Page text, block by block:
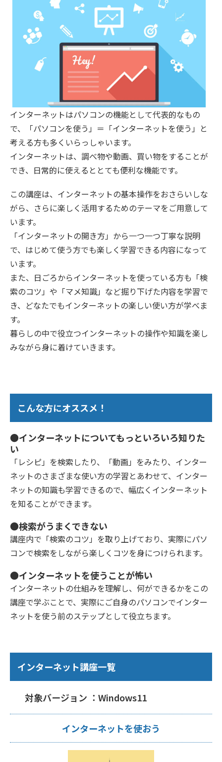
インターネットはパソコンの機能として代表的なもの
で、「パソコンを使う」＝「インターネットを使う」と
考える方も多くいらっしゃいます。
インターネットは、調べ物や動画、買い物をすることが
でき、日常的に使えるととても便利な機能です。
この講座は、インターネットの基本操作をおさらいしな
がら、さらに楽しく活用するためのテーマをご用意して
います。
「インターネットの開き方」から一つ一つ丁寧な説明
で、はじめて使う方でも楽しく学習できる内容になって
います。
また、日ごろからインターネットを使っている方も「検
索のコツ」や「マメ知識」など掘り下げた内容を学習で
き、どなたでもインターネットの楽しい使い方が学べま
す。
暮らしの中で役立つインターネットの操作や知識を楽し
みながら身に着けていきます。
こんな方にオススメ！
●インターネットについてもっといろいろ知りた
い
「レシピ」を検索したり、「動画」をみたり、インター
ネットのさまざまな使い方の学習とあわせて、インター
ネットの知識も学習できるので、幅広くインターネット
を知ることができます。
●検索がうまくできない
講座内で「検索のコツ」を取り上げており、実際にパソ
コンで検索をしながら楽しくコツを身につけられます。
●インターネットを使うことが怖い
インターネットの仕組みを理解し、何ができるかをこの
講座で学ぶことで、実際にご自身のパソコンでインター
ネットを使う前のステップとして役立ちます。
インターネット講座一覧
対象バージョン ：Windows11
インターネットを使おう